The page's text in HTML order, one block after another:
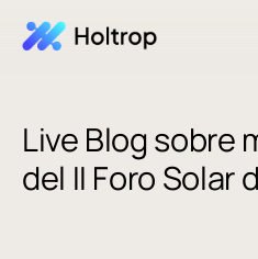
Live Blog sobre
del II Foro Solar